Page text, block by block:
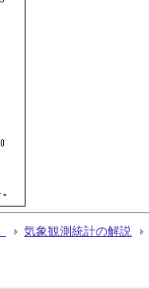
気象観測統計の解説